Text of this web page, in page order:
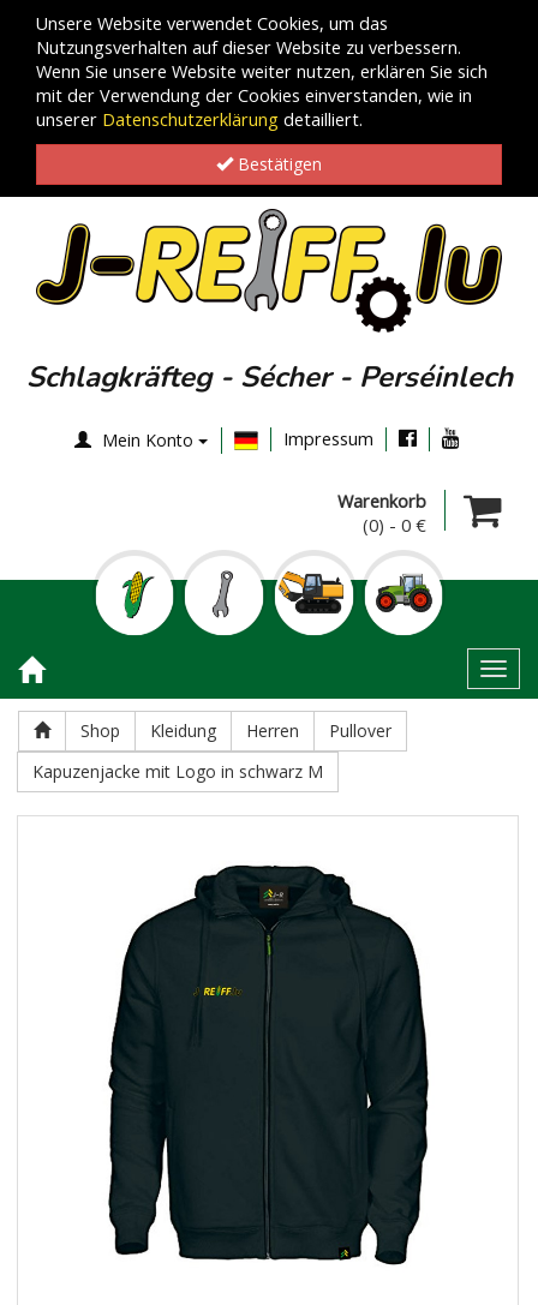
Unsere Website verwendet Cookies, um das
Nutzungsverhalten auf dieser Website zu verbessern.
Wenn Sie unsere Website weiter nutzen, erklären Sie sich
mit der Verwendung der Cookies einverstanden, wie in
unserer Datenschutzerklärung detailliert.
Bestätigen
Schlagkräfteg - Sécher - Perséinlech
Mein Konto Impressum
Warenkorb
(0) - 0 €
Shop Kleidung Herren
Pullover
Kapuzenjacke mit Logo in schwarz M